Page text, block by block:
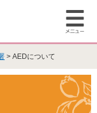
メ
> AEDについて